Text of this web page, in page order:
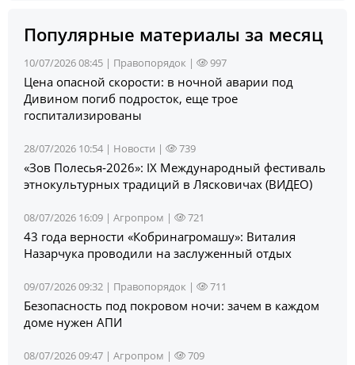
Популярные материалы за месяц
10/07/2026 08:45 | Правопорядок | 997
Цена опасной скорости: в ночной аварии под
Дивином погиб подросток, еще трое
госпитализированы
28/07/2026 10:54 | Новости | 739
«Зов Полесья‑2026»: IX Международный фестиваль
этнокультурных традиций в Лясковичах (ВИДЕО)
08/07/2026 16:09 | Агропром | 721
43 года верности «Кобринагромашу»: Виталия
Назарчука проводили на заслуженный отдых
09/07/2026 09:32 | Правопорядок | 711
Безопасность под покровом ночи: зачем в каждом
доме нужен АПИ
08/07/2026 09:47 | Агропром | 709